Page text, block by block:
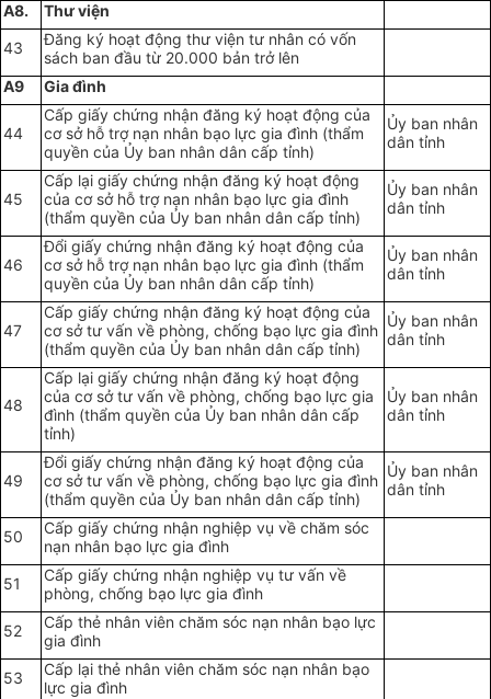
A8.
Thư viện
43
Đăng ký hoạt động thư viện tư nhân có vốn
sách ban đầu từ 20.000 bản trở lên
A9
Gia đình
44
Cấp giấy chứng nhận đăng ký hoạt động của
cơ sở hỗ trợ nạn nhân bạo lực gia đình (thẩm
quyền của Ủy ban nhân dân cấp tỉnh)
Ủy ban nhân
dân tỉnh
45
Cấp lại giấy chứng nhận đăng ký hoạt động
của cơ sở hỗ trợ nạn nhân bạo lực gia đình
(thẩm quyền của Ủy ban nhân dân cấp tỉnh)
Ủy ban nhân
dân tỉnh
46
Đổi giấy chứng nhận đăng ký hoạt động của
cơ sở hỗ trợ nạn nhân bạo lực gia đình (thẩm
quyền của Ủy ban nhân dân cấp tỉnh)
Ủy ban nhân
dân tỉnh
47
Cấp giấy chứng nhận đăng ký hoạt động của
cơ sở tư vấn về phòng, chống bạo lực gia đình
(thẩm quyền của Ủy ban nhân dân cấp tỉnh)
Ủy ban nhân
dân tỉnh
48
Cấp lại giấy chứng nhận đăng ký hoạt động
của cơ sở tư vấn về phòng, chống bạo lực gia
đình (thẩm quyền của Ủy ban nhân dân cấp
tỉnh)
Ủy ban nhân
dân tỉnh
49
Đổi giấy chứng nhận đăng ký hoạt động của
cơ sở tư vấn về phòng, chống bạo lực gia đình
(thẩm quyền của Ủy ban nhân dân cấp tỉnh)
Ủy ban nhân
dân tỉnh
50
Cấp giấy chứng nhận nghiệp vụ về chăm sóc
nạn nhân bạo lực gia đình
51
Cấp giấy chứng nhận nghiệp vụ tư vấn về
phòng, chống bạo lực gia đình
52
Cấp thẻ nhân viên chăm sóc nạn nhân bạo lực
gia đình
53
Cấp lại thẻ nhân viên chăm sóc nạn nhân bạo
lực gia đình